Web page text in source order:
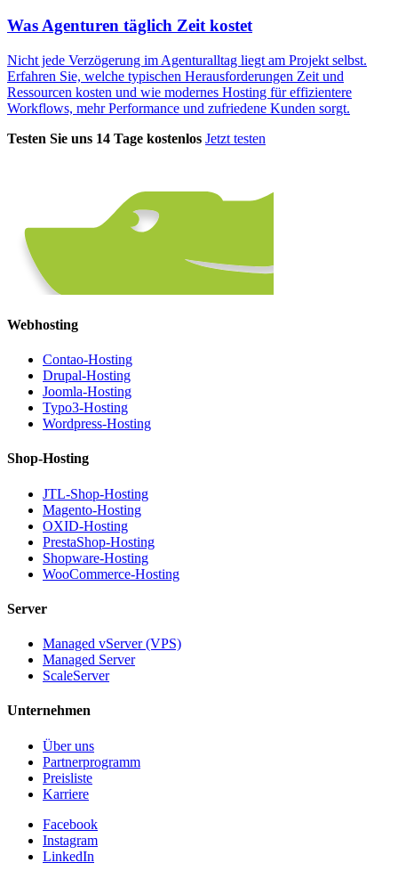
Was Agenturen täglich Zeit kostet
Nicht jede Verzögerung im Agenturalltag liegt am Projekt selbst.
Erfahren Sie, welche typischen Herausforderungen Zeit und
Ressourcen kosten und wie modernes Hosting für effizientere
Workflows, mehr Performance und zufriedene Kunden sorgt.
Testen Sie uns 14 Tage kostenlos Jetzt testen
Webhosting
Contao-Hosting
Drupal-Hosting
Joomla-Hosting
Typo3-Hosting
Wordpress-Hosting
Shop-Hosting
JTL-Shop-Hosting
Magento-Hosting
OXID-Hosting
PrestaShop-Hosting
Shopware-Hosting
WooCommerce-Hosting
Server
Managed vServer (VPS)
Managed Server
ScaleServer
Unternehmen
Über uns
Partnerprogramm
Preisliste
Karriere
Facebook
Instagram
LinkedIn